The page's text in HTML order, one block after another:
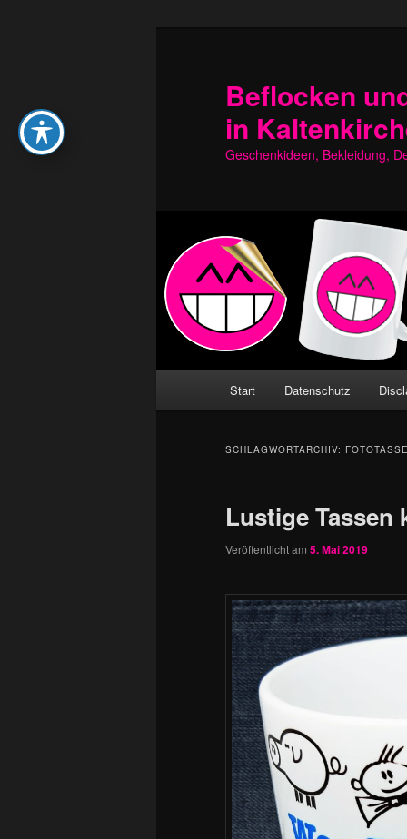
Beflocken
in
Geschenkideen, Bekleidung,
Start Datenschutz
SCHLAGWORTARCHIV:
Lustige Tassen
Veröffentlicht am 5. Mai 2019